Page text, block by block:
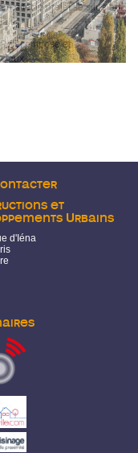
effet le projet se situe au
décomposé en
et
Urbains
d'Iéna